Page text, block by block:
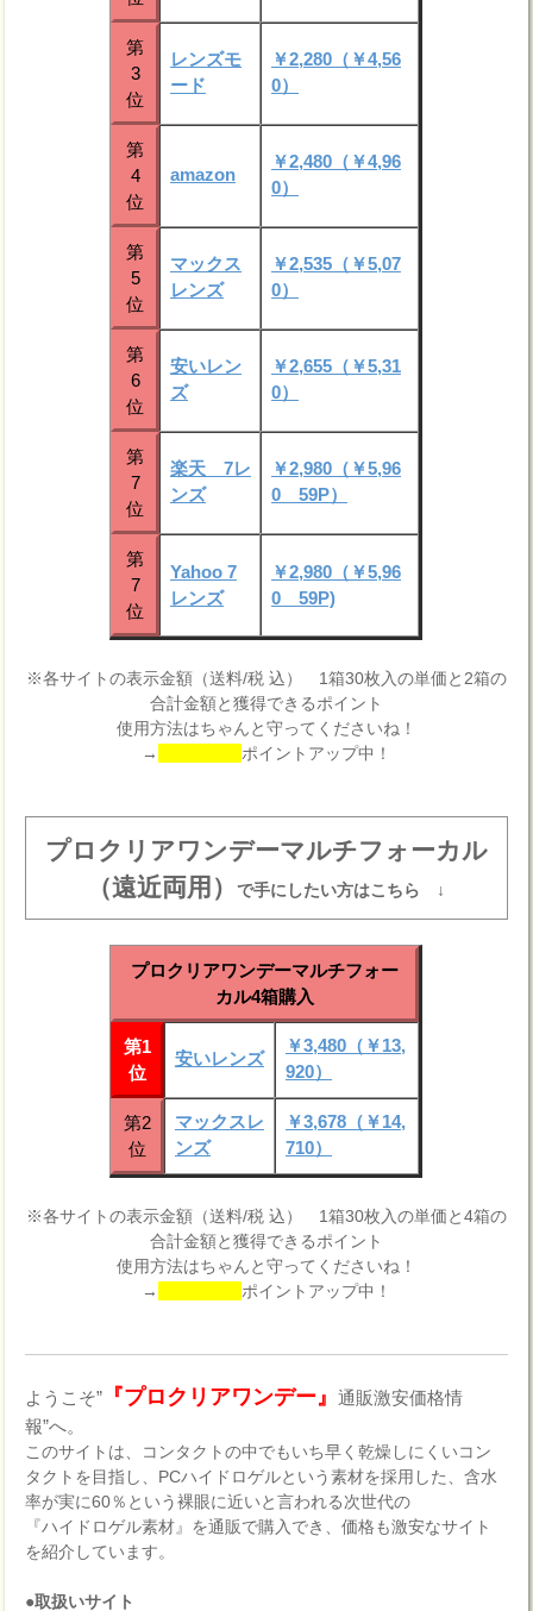
第
3
位
レンズモ
ード
￥2,280（￥4,56
0）
第
4
位
amazon
￥2,480（￥4,96
0）
第
5
位
マックス
レンズ
￥2,535（￥5,07
0）
第
6
位
安いレン
ズ
￥2,655（￥5,31
0）
第
7
位
楽天 7レ
ンズ
￥2,980（￥5,96
0 59P）
第
7
位
Yahoo 7
レンズ
￥2,980（￥5,96
0 59P)
※各サイトの表示金額（送料/税 込） 1箱30枚入の単価と2箱の
合計金額と獲得できるポイント
使用方法はちゃんと守ってくださいね！
→
ポイントアップ中！
プロクリアワンデーマルチフォーカル
（遠近両用）で手にしたい方はこちら ↓
プロクリアワンデーマルチフォー
カル4箱購入
第1
位
安いレンズ
￥3,480（￥13,
920）
第2
位
マックスレ
ンズ
￥3,678（￥14,
710）
※各サイトの表示金額（送料/税 込） 1箱30枚入の単価と4箱の
合計金額と獲得できるポイント
使用方法はちゃんと守ってくださいね！
→
ポイントアップ中！
ようこそ” 『プロクリアワンデー』通販激安価格情
報”へ。
このサイトは、コンタクトの中でもいち早く乾燥しにくいコン
タクトを目指し、PCハイドロゲルという素材を採用した、含水
率が実に60％という裸眼に近いと言われる次世代の
『ハイドロゲル素材』を通販で購入でき、価格も激安なサイト
を紹介しています。
●取扱いサイト